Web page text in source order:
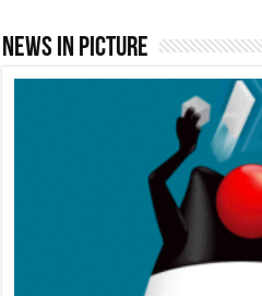
News In Picture